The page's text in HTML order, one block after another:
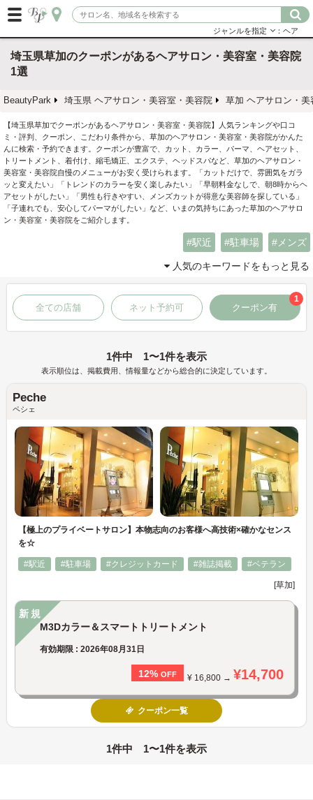
ジャンルを指定 ：ヘア
埼玉県草加のクーポンがあるヘアサロン・美容室・美容院
1選
BeautyPark 埼玉県 ヘアサロン・美容室・美容院 草加 ヘアサロン・美
【埼玉県草加でクーポンがあるヘアサロン・美容室・美容院】人気ランキングや口コ
ミ・評判、クーポン、こだわり条件から、草加のヘアサロン・美容室・美容院がかんた
んに検索・予約できます。クーポンが豊富で、カット、カラー、パーマ、ヘアセット、
トリートメント、着付け、縮毛矯正、エクステ、ヘッドスパなど、草加のヘアサロン・
美容室・美容院自慢のメニューがお安く受けられます。「カットだけで、雰囲気をガラ
ッと変えたい」「トレンドのカラーを安く楽しみたい」「早朝料金なしで、朝8時からヘ
アセットがしたい」「男性も行きやすい、メンズカットが得意な美容師を探している」
「子連れでも、安心してパーマがしたい」など、いまの気持ちにあった草加のヘアサロ
ン・美容室・美容院をご紹介します。
駅近 駐車場 メンズ
人気のキーワードをもっと見る
全ての店舗 ネット予約可 クーポン有
1
1件中 1〜1件を表示
表示順位は、掲載費用、情報量などから総合的に決定しています。
Peche
ペシェ
【極上のプライベートサロン】本物志向のお客様へ高技術×確かなセンス
を☆
#駅近 #駐車場 #クレジットカード #雑誌掲載 #ベテラン
[草加]
新規
M3Dカラー＆スマートトリートメント
有効期限 : 2026年08月31日
12% OFF ¥ 16,800 → ¥14,700
クーポン一覧
1件中 1〜1件を表示